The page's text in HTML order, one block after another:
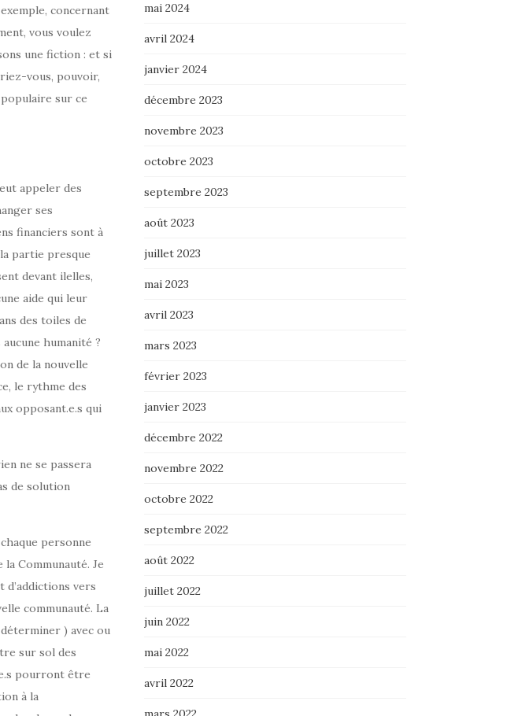
concernant
vous voulez
une fiction : et si
vous, pouvoir,
sur ce
appeler des
ses
financiers sont à
partie presque
devant ilelles,
aide qui leur
des toiles de
humanité ?
de la nouvelle
le rythme des
opposant.e.s qui
ne se passera
de solution
personne
Communauté. Je
d’addictions vers
communauté. La
) avec ou
sur sol des
pourront être
à la
mai 2024
avril 2024
janvier 2024
décembre 2023
novembre 2023
octobre 2023
septembre 2023
août 2023
juillet 2023
mai 2023
avril 2023
mars 2023
février 2023
janvier 2023
décembre 2022
novembre 2022
octobre 2022
septembre 2022
août 2022
juillet 2022
juin 2022
mai 2022
avril 2022